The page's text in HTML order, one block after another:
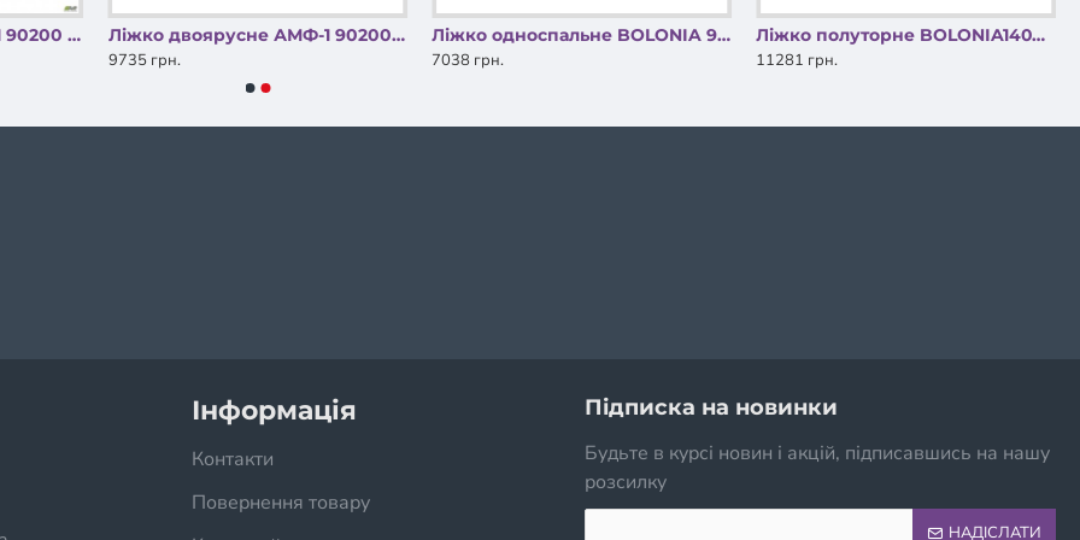
Ліжко двоярусне AMF-1 90200 2 Чорне без огорожi AMF
Ліжко двоярусне АМФ-1 90200 2 Allum б/л AMF
9735 грн.
Ліжко односпальне BOLONIA 90X200 Білий BOLONIAB90 Signal
7038 грн.
Ліжко полуторне BOLONIA140X200 Білий BOLONIAB140 Signal
11281 грн.
Інформація
Контакти
Повернення товару
Підписка на новинки
Будьте в курсі новин і акцій, підписавшись на нашу
розсилку
НАДІСЛАТИ